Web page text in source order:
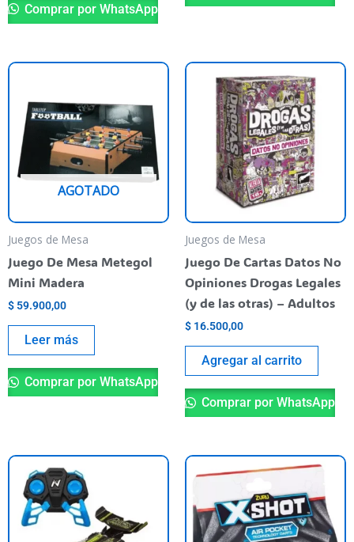
Comprar por WhatsApp
AGOTADO
Juegos de Mesa
Juego De Mesa Metegol
Mini Madera
$ 59.900,00
Leer más
Comprar por WhatsApp
Juegos de Mesa
Juego De Cartas Datos No
Opiniones Drogas Legales
(y de las otras) – Adultos
$ 16.500,00
Agregar al carrito
Comprar por WhatsApp